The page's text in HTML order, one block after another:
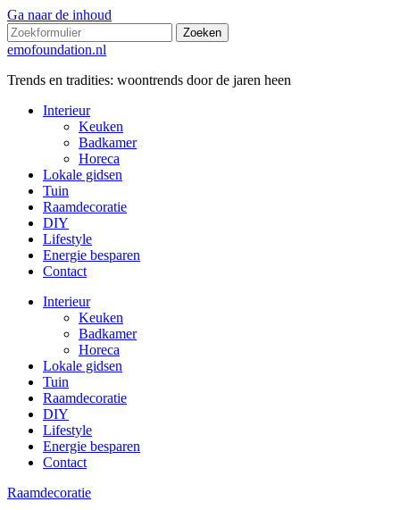
Ga naar de inhoud
Zoeken
emofoundation.nl
Trends en tradities: woontrends door de jaren heen
Interieur
Keuken
Badkamer
Horeca
Lokale gidsen
Tuin
Raamdecoratie
DIY
Lifestyle
Energie besparen
Contact
Interieur
Keuken
Badkamer
Horeca
Lokale gidsen
Tuin
Raamdecoratie
DIY
Lifestyle
Energie besparen
Contact
Raamdecoratie